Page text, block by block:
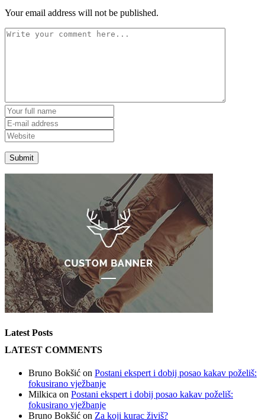
Your email address will not be published.
Latest Posts
LATEST COMMENTS
Bruno Bokšić on Postani ekspert i dobij posao kakav poželiš:
fokusirano vježbanje
Milkica on Postani ekspert i dobij posao kakav poželiš:
fokusirano vježbanje
Bruno Bokšić on Za koji kurac živiš?